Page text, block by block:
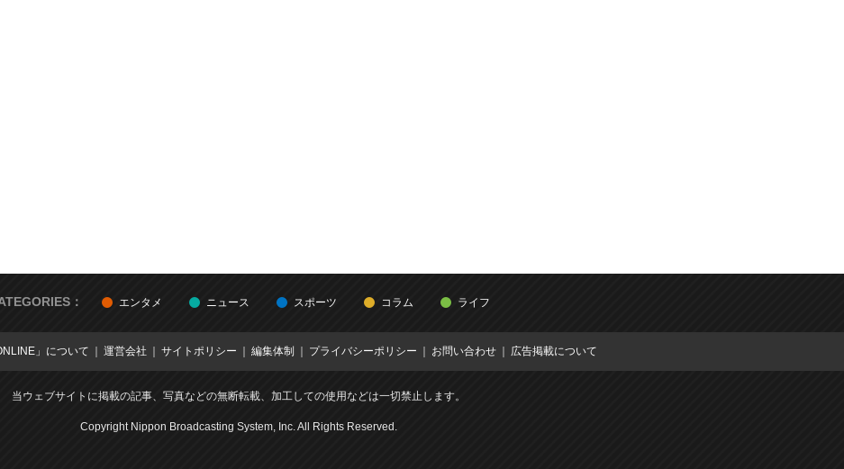
： エンタメ ニュース スポーツ コラム ライフ
」について 運営会社 サイトポリシー 編集体制 プライバシーポリシー お問い合わせ 広告掲載について
当ウェブサイトに掲載の記事、写真などの無断転載、加工しての使用などは一切禁止します。
Copyright Nippon Broadcasting System, Inc. All Rights Reserved.